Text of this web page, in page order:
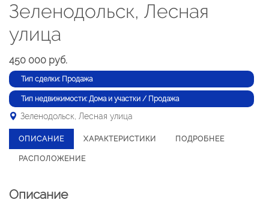
Зеленодольск, Лесная
улица
450 000 руб.
Тип сделки: Продажа
Тип недвижимости: Дома и участки / Продажа
Зеленодольск, Лесная улица
ОПИСАНИЕ ХАРАКТЕРИСТИКИ ПОДРОБНЕЕ
РАСПОЛОЖЕНИЕ
Описание